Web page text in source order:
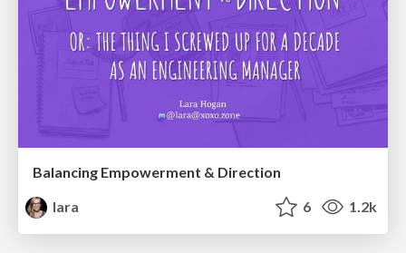
Balancing Empowerment & Direction
lara
6 1.2k